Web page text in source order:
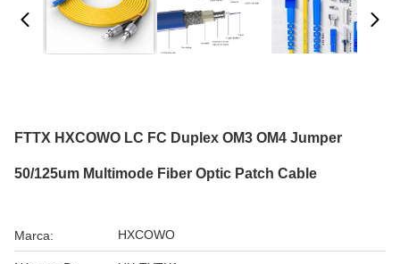
FTTX HXCOWO LC FC Duplex OM3 OM4 Jumper
50/125um Multimode Fiber Optic Patch Cable
Marca: HXCOWO